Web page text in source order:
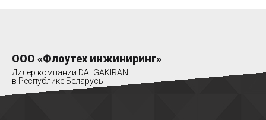
ООО «Флоутех инжиниринг»
Дилер компании DALGAKIRAN
в Республике Беларусь